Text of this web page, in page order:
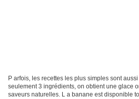
P arfois, les recettes les plus simples sont
seulement 3 ingrédients, on obtient une glace
saveurs naturelles. L a banane est disponible